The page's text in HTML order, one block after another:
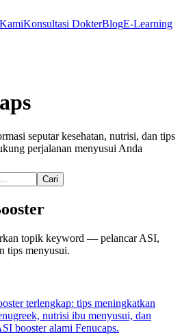
Konsultasi DokterBlogE-Learning
seputar kesehatan, nutrisi, dan tips
perjalanan menyusui Anda
Cari
topik keyword — pelancar ASI,
tips menyusui.
terlengkap: tips meningkatkan
nutrisi ibu menyusui, dan
booster alami Fenucaps.